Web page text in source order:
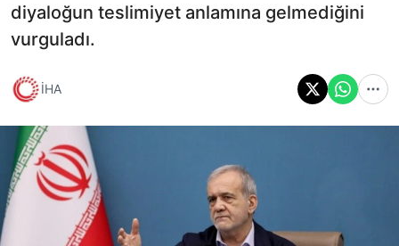
diyaloğun teslimiyet anlamına gelmediğini
vurguladı.
İHA